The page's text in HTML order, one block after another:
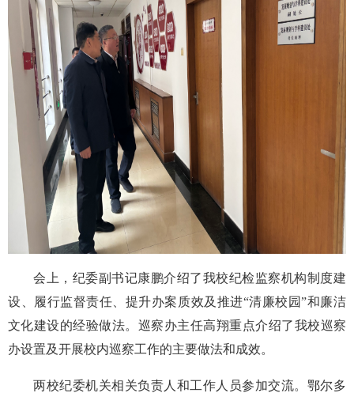
会上，纪委副书记康鹏介绍了我校纪检监察机构制度建
设、履行监督责任、提升办案质效及推进“清廉校园”和廉洁
文化建设的经验做法。巡察办主任高翔重点介绍了我校巡察
办设置及开展校内巡察工作的主要做法和成效。
两校纪委机关相关负责人和工作人员参加交流。鄂尔多